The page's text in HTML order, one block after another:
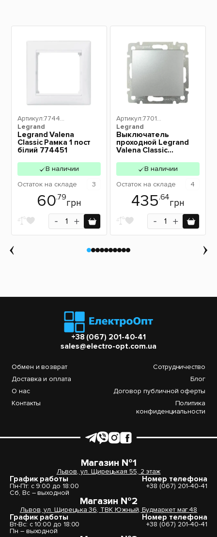
Legrand
Артикул:77445
1
Legrand Valena
Classic Рамка 1 пост
білий 774451
В наличии
Остаток на складе 3
60.79
грн
Legrand
Артикул:77010
6
Выключатель
проходной Legrand
Valena Classic
В наличии
Остаток на складе 4
435.64
грн
+38 (067) 201-40-41
sales@electro-opt.com.ua
Обмен и возврат
Доставка и оплата
О нас
Контакты
Сотрудничество
Блог
Договор публичной оферты
Политика
конфиденциальности
Магазин №1
Львов, ул. Щирецькая 55, 2 этаж
График работы
Пн-Пт: с 9:00 до 18:00
Сб, Вс – выходной
Номер телефона
+38 (067) 201-40-41
Магазин №2
Львов, ул. Щирецька 36, ТВК Южный, Будмаркет маг.48
График работы
Вт-Вс: с 10:00 до 18:00
Пн – выходной
Номер телефона
+38 (067) 201-40-41